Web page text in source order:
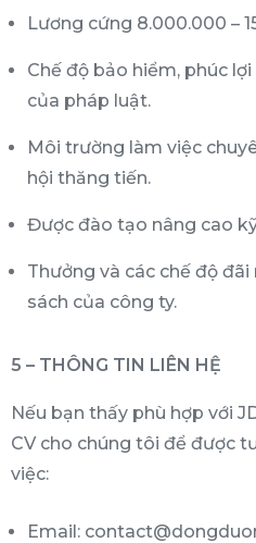
Lương cứng 8.000.000 –
Chế độ bảo hiểm, phúc
của pháp luật.
Môi trường làm việc
hội thăng tiến.
Được đào tạo nâng cao
Thưởng và các chế độ
sách của công ty.
5 – THÔNG TIN LIÊN HỆ
Nếu bạn thấy phù hợp với
CV cho chúng tôi để được
việc:
Email: